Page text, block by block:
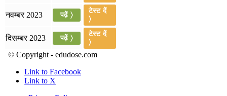
नवम्बर 2023 पढ़ें 〉
टेस्ट दें
〉
दिसम्बर 2023 पढ़ें 〉
टेस्ट दें
〉
© Copyright - edudose.com
Link to Facebook
Link to X